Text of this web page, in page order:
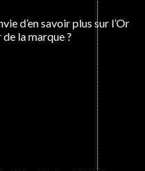
d’en savoir plus sur l’Or
la marque ?